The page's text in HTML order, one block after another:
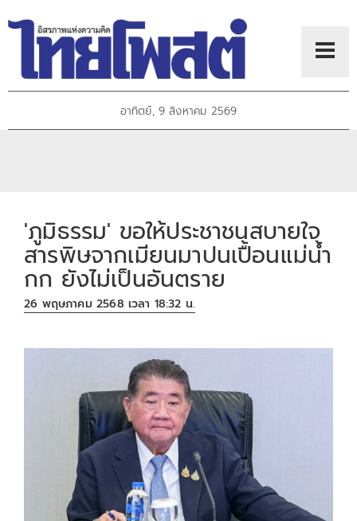
อาทิตย์, 9 สิงหาคม 2569
'ภูมิธรรม' ขอให้ประชาชนสบายใจ
สารพิษจากเมียนมาปนเปื้อนแม่น้ำ
กก ยังไม่เป็นอันตราย
26 พฤษภาคม 2568 เวลา 18:32 น.